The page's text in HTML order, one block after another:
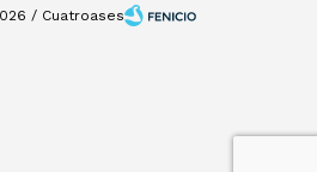
/ Cuatroases